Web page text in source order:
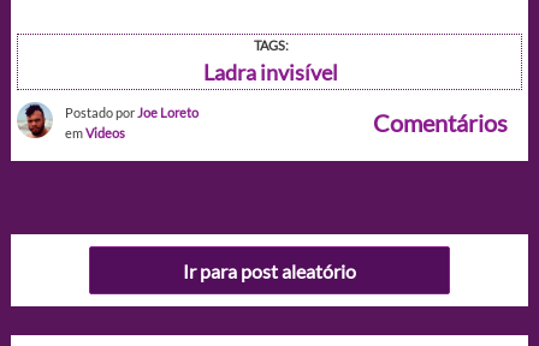
TAGS:
Ladra invisível
Postado por Joe Loreto
emVideos Comentários
Ir para post aleatório